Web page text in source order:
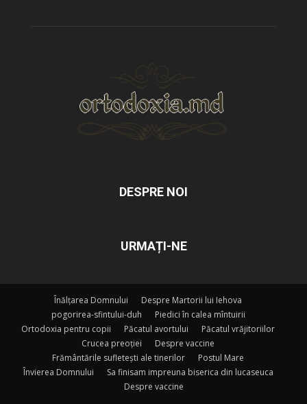
DESPRE NOI
URMAȚI-NE
Înălțarea Domnului
Despre Martorii lui Iehova
pogorirea-sfintului-duh
Piedici în calea mîntuirii
Ortodoxia pentru copii
Păcatul avortului
Păcatul vrăjitoriilor
Crucea preoției
Despre vaccine
Frământările sufletești ale tinerilor
Postul Mare
Învierea Domnului
Sa finisam impreuna biserica din lucaseuca
Despre vaccine